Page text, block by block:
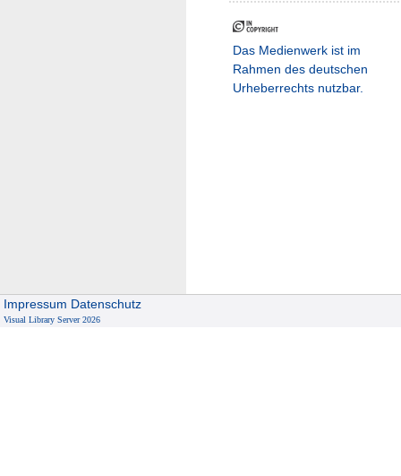
Das Medienwerk ist im
Rahmen des deutschen
Urheberrechts nutzbar.
Impressum Datenschutz
Visual Library Server 2026